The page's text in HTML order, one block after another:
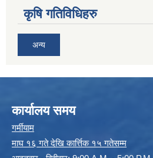
कृषि गतिविधिहरु
अन्य
कार्यालय समय
गर्मीयाम
माघ १६ गते देखि कार्त्तिक १५ गतेसम्म